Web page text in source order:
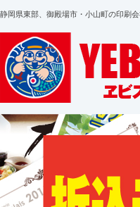
静岡県東部、御殿場市・小山町の印刷